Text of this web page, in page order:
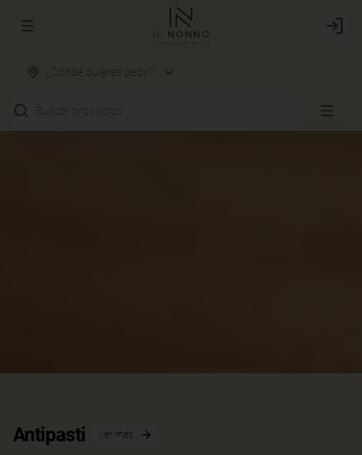
Abrir menu de navegación Login
¿Dónde quieres pedir?
Buscar productos
Antipasti Ver más